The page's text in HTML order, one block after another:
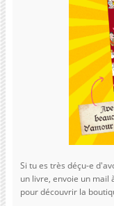
Si tu es très déçu-e
un livre, envoie un mail
pour découvrir la